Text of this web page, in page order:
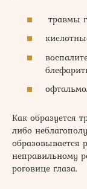
травмы
Как образуется
либо
образовывается
неправильному
роговице глаза.